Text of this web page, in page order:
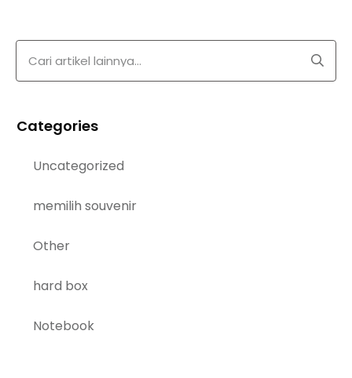
Categories
Uncategorized
memilih souvenir
Other
hard box
Notebook